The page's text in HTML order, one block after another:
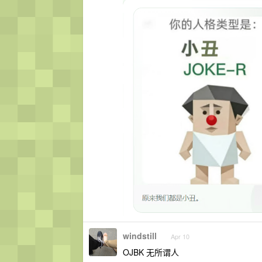
windstill Apr 10
OJBK 无所谓人